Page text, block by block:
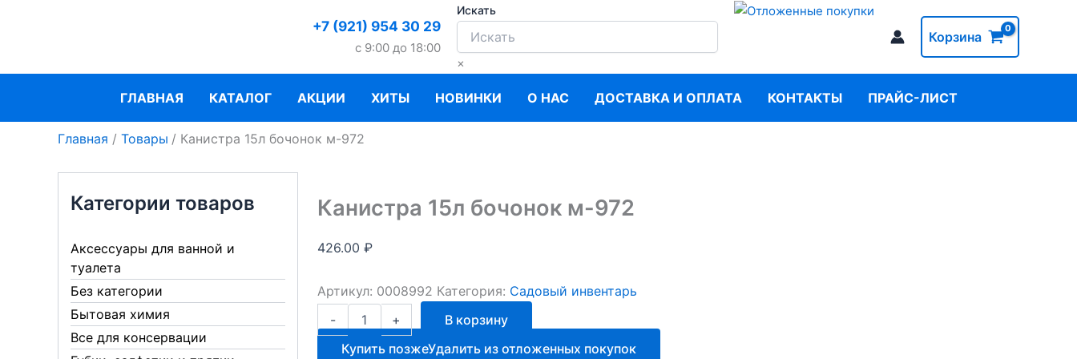
+7 (921) 954 30 29
c 9:00 до 18:00
Искать
×
Корзина
ГЛАВНАЯ КАТАЛОГ АКЦИИ ХИТЫ НОВИНКИ О НАС ДОСТАВКА И ОПЛАТА КОНТАКТЫ ПРАЙС-ЛИСТ
Главная Товары Канистра 15л бочонок м-972
Категории товаров
Аксессуары для ванной и
туалета
Без категории
Бытовая химия
Все для консервации
Канистра 15л бочонок м-972
426.00 ₽
Артикул: 0008992 Категория: Садовый инвентарь
-
Количество
товара
Канистра
+
В корзину
Купить позжеУдалить из отложенных покупок